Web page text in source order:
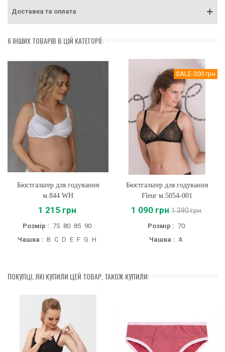
Доставка та оплата
6 ІНШИХ ТОВАРІВ В ЦІЙ КАТЕГОРІЇ:
Бюстгальтер для годування
м.844 WH
1 215 грн
Розмір : 75 80 85 90
Чашка : B C D E F G H
SALE-300 грн
Бюстгальтер для годування
Fleur м.5054-001
1 090 грн 1 390 грн
Розмір : 70
Чашка : A
ПОКУПЦІ, ЯКІ КУПИЛИ ЦЕЙ ТОВАР, ТАКОЖ КУПИЛИ: